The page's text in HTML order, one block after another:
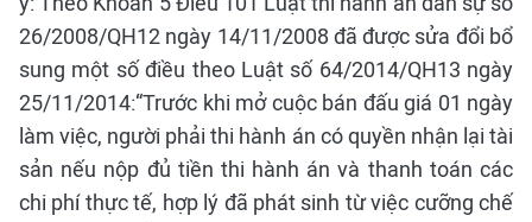
26/2008/QH12 ngày 14/11/2008 đã được sửa đổi bổ
sung một số điều theo Luật số 64/2014/QH13 ngày
25/11/2014:“Trước khi mở cuộc bán đấu giá 01 ngày
làm việc, người phải thi hành án có quyền nhận lại tài
sản nếu nộp đủ tiền thi hành án và thanh toán các
chi phí thực tế, hợp lý đã phát sinh từ việc cưỡng chế